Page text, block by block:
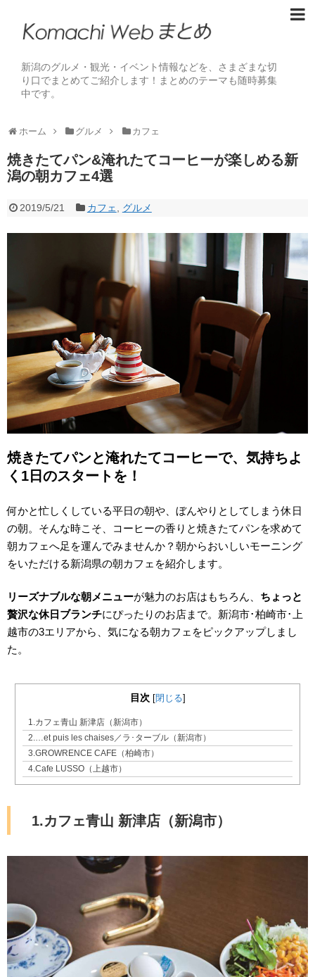
新潟のグルメ・観光・イベント情報などを、さまざまな切
り口でまとめてご紹介します！まとめのテーマも随時募集
中です。
ホーム グルメ カフェ
焼きたてパン&淹れたてコーヒーが楽しめる新
潟の朝カフェ4選
2019/5/21 カフェ グルメ
焼きたてパンと淹れたてコーヒーで、気持ちよ
く1日のスタートを！
何かと忙しくしている平日の朝や、ぼんやりとしてしまう休日
の朝。そんな時こそ、コーヒーの香りと焼きたてパンを求めて
朝カフェへ足を運んでみませんか？朝からおいしいモーニング
をいただける新潟県の朝カフェを紹介します。
リーズナブルな朝メニューが魅力のお店はもちろん、 ちょっと
贅沢な休日ブランチにぴったりのお店まで。新潟市･柏崎市･上
越市の3エリアから、気になる朝カフェをピックアップしまし
た。
目次 [閉じる]
1.カフェ青山 新津店（新潟市）
2.…et puis les chaises／ラ･ターブル（新潟市）
3.GROWRENCE CAFE（柏崎市）
4.Cafe LUSSO（上越市）
1.カフェ青山 新津店（新潟市）